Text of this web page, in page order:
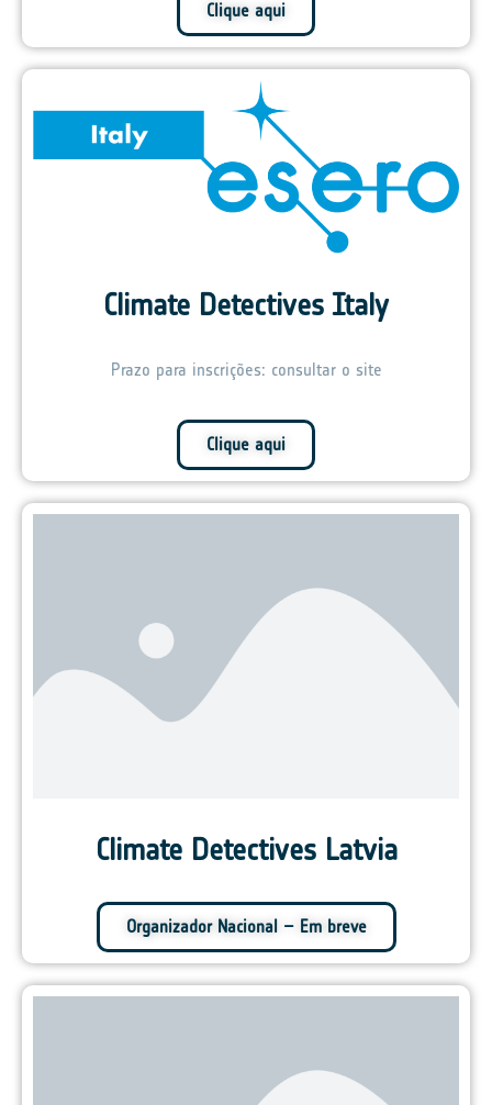
Clique aqui
Climate Detectives Italy
Prazo para inscrições: consultar o site
Clique aqui
Climate Detectives Latvia
Organizador Nacional – Em breve